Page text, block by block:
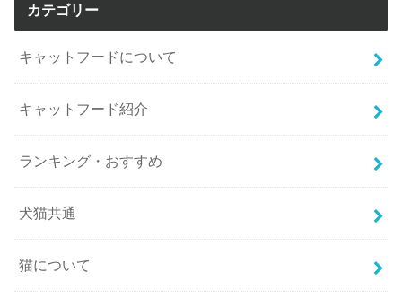
カテゴリー
キャットフードについて
キャットフード紹介
ランキング・おすすめ
犬猫共通
猫について